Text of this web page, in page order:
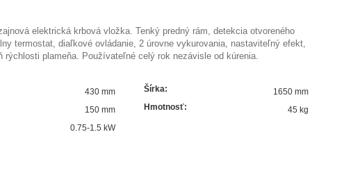
elektrická krbová vložka. Tenký predný rám, detekcia otvoreného
termostat, diaľkové ovládanie, 2 úrovne vykurovania, nastaviteľný efekt,
rýchlosti plameňa. Používateľné celý rok nezávisle od kúrenia.
430 mm Šírka:
1650 mm
150 mm Hmotnosť:
45 kg
0.75-1.5 kW